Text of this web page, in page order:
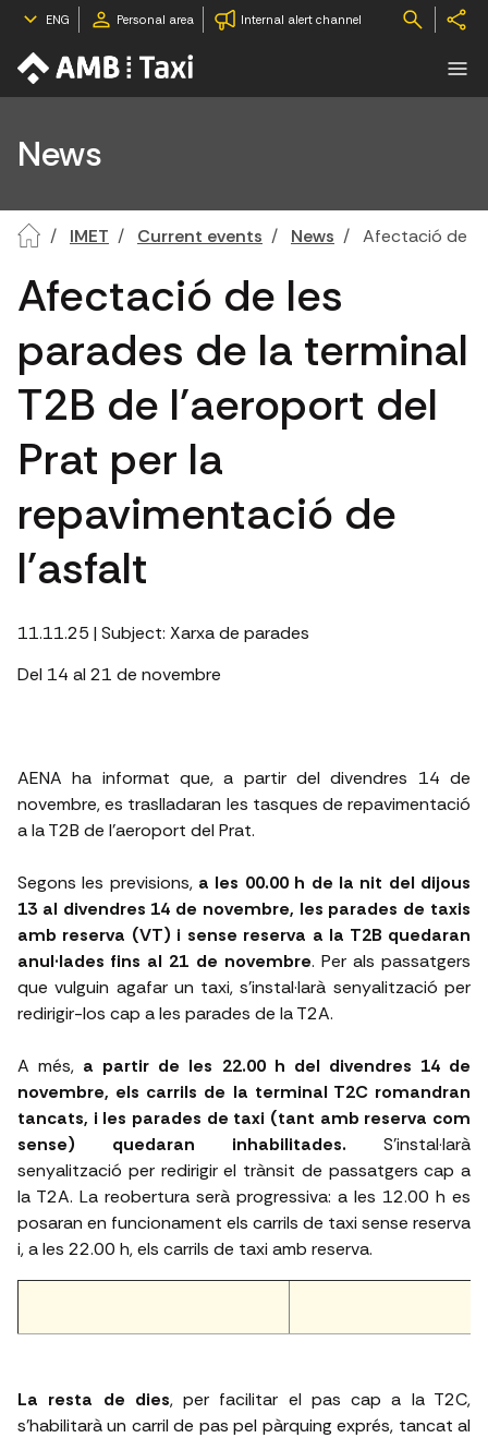
ENG Personal area Internal alert channel
News
IMET Current events News Afectació de
Afectació de les
parades de la terminal
T2B de l'aeroport del
Prat per la
repavimentació de
l'asfalt
11.11.25 | Subject: Xarxa de parades
Del 14 al 21 de novembre
AENA ha informat que, a partir del divendres 14 de
novembre, es traslladaran les tasques de repavimentació
a la T2B de l’aeroport del Prat.
Segons les previsions, a les 00.00 h de la nit del dijous
13 al divendres 14 de novembre, les parades de taxis
amb reserva (VT) i sense reserva a la T2B quedaran
anul·lades fins al 21 de novembre. Per als passatgers
que vulguin agafar un taxi, s’instal·larà senyalització per
redirigir-los cap a les parades de la T2A.
A més, a partir de les 22.00 h del divendres 14 de
novembre, els carrils de la terminal T2C romandran
tancats, i les parades de taxi (tant amb reserva com
sense) quedaran inhabilitades. S'instal·larà
senyalització per redirigir el trànsit de passatgers cap a
la T2A. La reobertura serà progressiva: a les 12.00 h es
posaran en funcionament els carrils de taxi sense reserva
i, a les 22.00 h, els carrils de taxi amb reserva.
La resta de dies, per facilitar el pas cap a la T2C,
s’habilitarà un carril de pas pel pàrquing exprés, tancat al